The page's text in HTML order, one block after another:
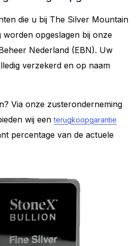
die u bij The Silver Mountain
opgeslagen bij onze
Nederland (EBN). Uw
verzekerd en op naam
Via onze zusteronderneming
wij eenterugkoopgarantie
percentage van de actuele